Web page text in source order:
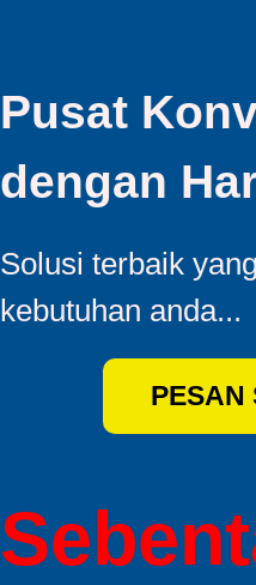
Pusat
dengan
Solusi terbaik
kebutuhan anda...
PESAN